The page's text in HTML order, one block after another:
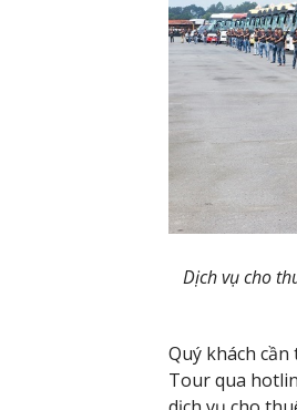
Dịch vụ cho
Quý khách
Tour qua